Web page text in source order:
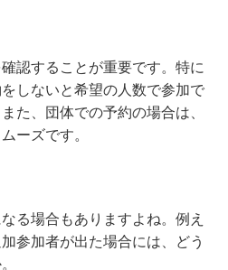
認することが重要です。特に
しないと希望の人数で参加で
た、団体での予約の場合は、
ーズです。
る場合もありますよね。例え
参加者が出た場合には、どう